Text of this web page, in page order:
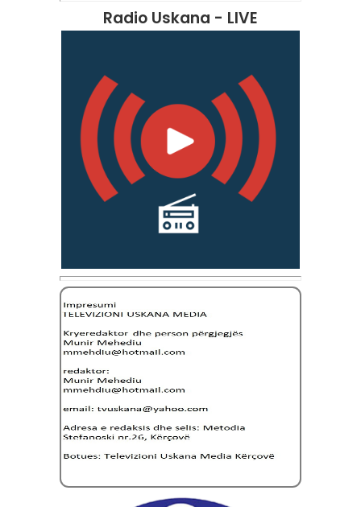
Radio Uskana - LIVE